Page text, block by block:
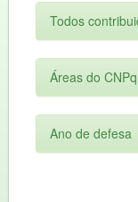
Todos
Áreas do CNPq
Ano de defesa